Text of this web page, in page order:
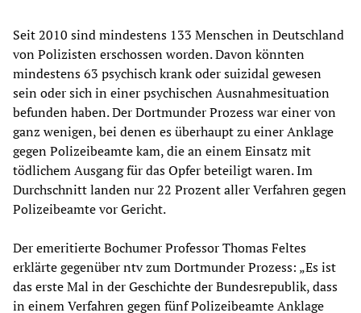
Seit 2010 sind mindestens 133 Menschen in Deutschland
von Polizisten erschossen worden. Davon könnten
mindestens 63 psychisch krank oder suizidal gewesen
sein oder sich in einer psychischen Ausnahmesituation
befunden haben. Der Dortmunder Prozess war einer von
ganz wenigen, bei denen es überhaupt zu einer Anklage
gegen Polizeibeamte kam, die an einem Einsatz mit
tödlichem Ausgang für das Opfer beteiligt waren. Im
Durchschnitt landen nur 22 Prozent aller Verfahren gegen
Polizeibeamte vor Gericht.
Der emeritierte Bochumer Professor Thomas Feltes
erklärte gegenüber ntv zum Dortmunder Prozess: „Es ist
das erste Mal in der Geschichte der Bundesrepublik, dass
in einem Verfahren gegen fünf Polizeibeamte Anklage